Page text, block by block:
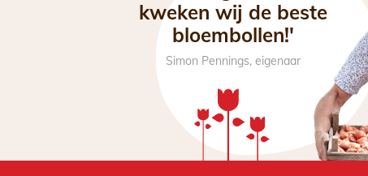
kweken wij de beste
bloembollen!'
Simon Pennings, eigenaar